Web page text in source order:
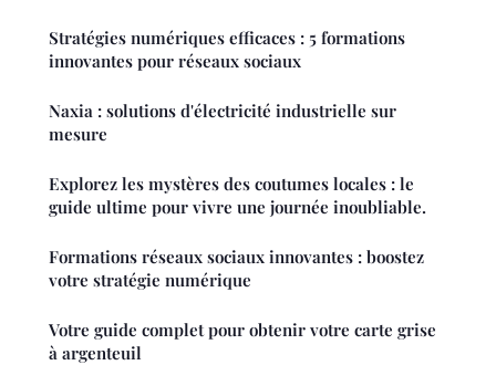
Stratégies numériques efficaces : 5 formations
innovantes pour réseaux sociaux
Naxia : solutions d'électricité industrielle sur
mesure
Explorez les mystères des coutumes locales : le
guide ultime pour vivre une journée inoubliable.
Formations réseaux sociaux innovantes : boostez
votre stratégie numérique
Votre guide complet pour obtenir votre carte grise
à argenteuil